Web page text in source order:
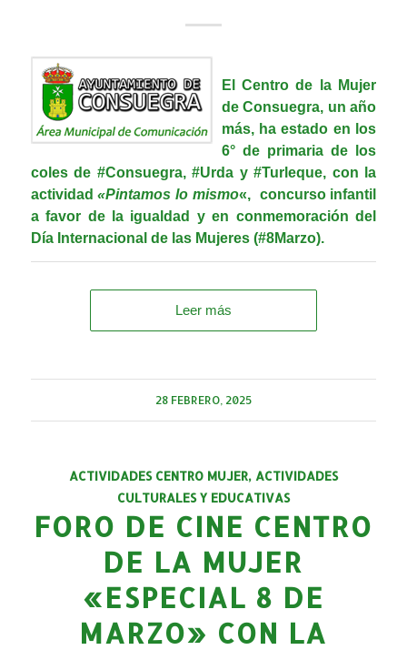
El Centro de la Mujer
de Consuegra, un año
más, ha estado en los
6° de primaria de los
coles de #Consuegra,#Urda y#Turleque, con la
actividad«Pintamos lo mismo«, concurso infantil
a favor de la igualdad y en conmemoración del
Día Internacional de las Mujeres (#8Marzo).
Leer más
28 FEBRERO, 2025
ACTIVIDADES CENTRO MUJER, ACTIVIDADES
CULTURALES Y EDUCATIVAS
FORO DE CINE CENTRO
DE LA MUJER
«ESPECIAL 8 DE
MARZO» CON LA